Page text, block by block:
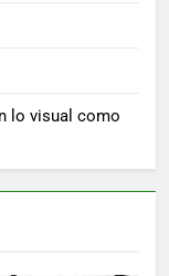
lo visual como